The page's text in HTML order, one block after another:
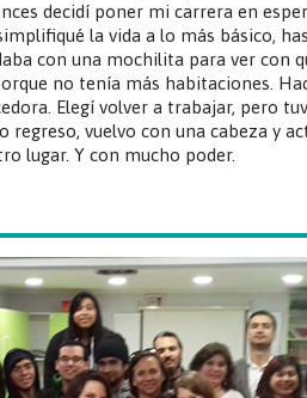
decidí poner mi carrera en
la vida a lo más básico,
con una mochilita para ver con
no tenía más habitaciones.
Elegí volver a trabajar, pero
regreso, vuelvo con una cabeza y
lugar. Y con mucho poder.